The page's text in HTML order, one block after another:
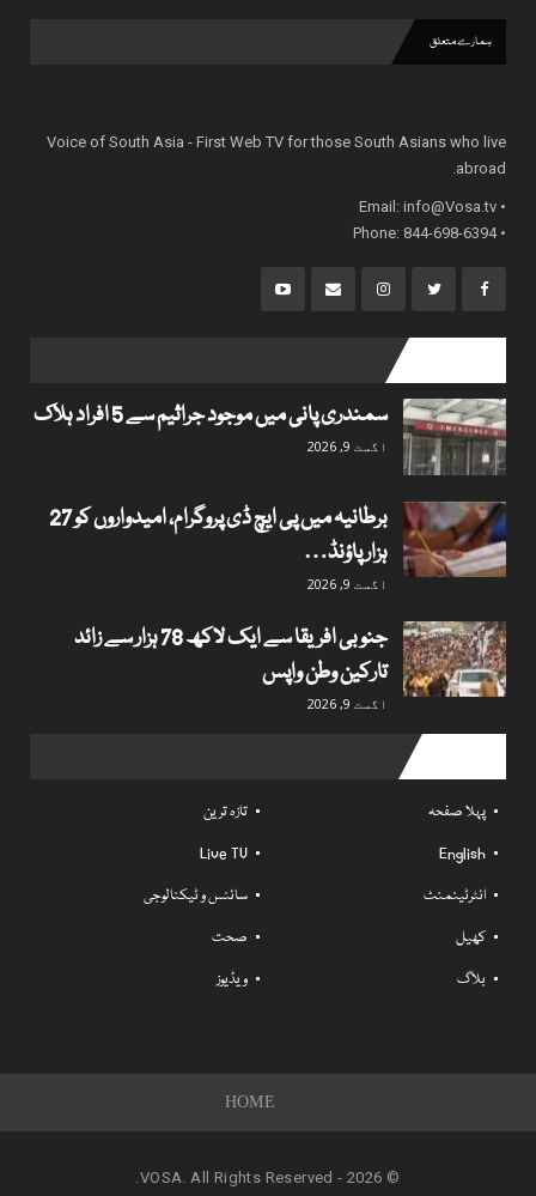
ہمارے متعلق
Voice of South Asia - First Web TV for those South Asians who live
abroad.
• Email:
info@Vosa.tv
• Phone: 844-698-6394
سمندری پانی میں موجود جراثیم سے 5 افراد ہلاک
اگست 9, 2026
برطانیہ میں پی ایچ ڈی پروگرام، امیدواروں کو 27
ہزار پاؤنڈ…
اگست 9, 2026
جنوبی افریقا سے ایک لاکھ 78 ہزار سے زائد
تارکین وطن واپس
اگست 9, 2026
پہلا صفحہ
تازہ ترین
English
Live TV
انٹرٹینمنٹ
سائنس و ٹیکنالوجی
کھیل
صحت
بلاگ
ویڈیوز
HOME
© 2026 - VOSA. All Rights Reserved.